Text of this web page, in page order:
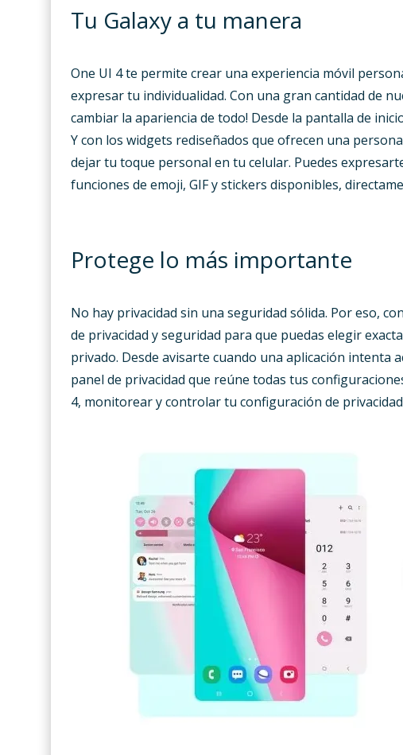
Tu Galaxy a tu manera
One UI 4 te permite crear una experiencia móvil
expresar tu individualidad. Con una gran cantidad de
cambiar la apariencia de todo! Desde la pantalla de
Y con los widgets rediseñados que ofrecen una
dejar tu toque personal en tu celular. Puedes
funciones de emoji, GIF y stickers disponibles,
Protege lo más importante
No hay privacidad sin una seguridad sólida. Por eso,
de privacidad y seguridad para que puedas elegir
privado. Desde avisarte cuando una aplicación intenta
panel de privacidad que reúne todas tus
4, monitorear y controlar tu configuración de